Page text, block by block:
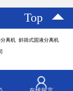
Top
离机 斜筛式固液分离机